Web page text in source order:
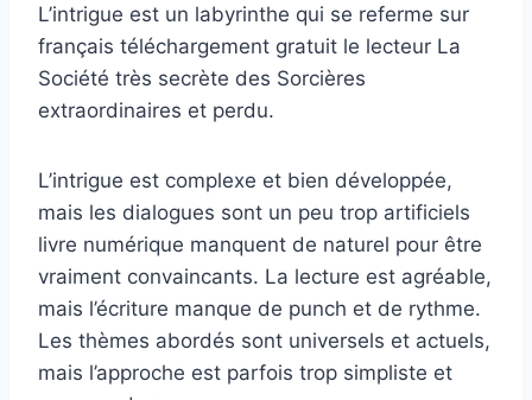
L’intrigue est un labyrinthe qui se referme sur
français téléchargement gratuit le lecteur La
Société très secrète des Sorcières
extraordinaires et perdu.
L’intrigue est complexe et bien développée,
mais les dialogues sont un peu trop artificiels
livre numérique manquent de naturel pour être
vraiment convaincants. La lecture est agréable,
mais l’écriture manque de punch et de rythme.
Les thèmes abordés sont universels et actuels,
mais l’approche est parfois trop simpliste et